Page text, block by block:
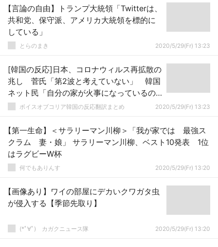
【言論の自由】トランプ大統領「Twitterは、
共和党、保守派、アメリカ大統領を標的に
している」
とらのまき 2020/5/29(Fr) 13:23
[韓国の反応]日本、コロナウィルス再拡散の
兆し 菅氏「第2波と考えていない」 韓国
ネット民「自分の家が火事になっているの
に他人の家の心配をしても仕方ないだろ
ボイスオブコリア韓国の反応翻訳まとめ 2020/5/29(Fr) 13:23
【第一生命】＜サラリーマン川柳＞「我が家では 最強ス
クラム 妻・娘」 サラリーマン川柳、ベスト10発表 1位
はラグビーW杯
何でもありんす 2020/5/29(Fr) 13:20
【画像あり】ワイの部屋にデカいクワガタ虫
が侵入する【季節先取り】
(*ﾟ∀ﾟ)ゞカガクニュース隊 2020/5/29(Fr) 13:20